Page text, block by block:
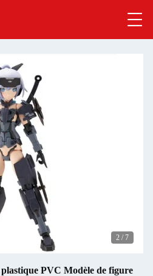
2 / 7
PVC Modèle de figure